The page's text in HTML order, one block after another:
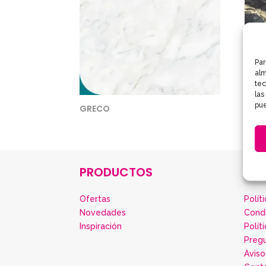
GRECO
PRODUCTOS
Ofertas
Novedades
Inspiración